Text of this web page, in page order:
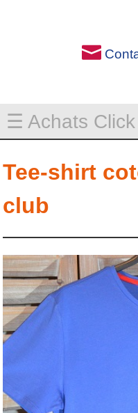
☰ Achats
Tee-shirt
club